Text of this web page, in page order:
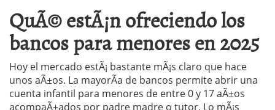
QuÃ© estÃ¡n ofreciendo los
bancos para menores en 2025
Hoy el mercado estÃ¡ bastante mÃ¡s claro que hace
unos aÃ±os. La mayorÃ­a de bancos permite abrir una
cuenta infantil para menores de entre 0 y 17 aÃ±os
acompaÃ±ados por padre madre o tutor. Lo mÃ¡s